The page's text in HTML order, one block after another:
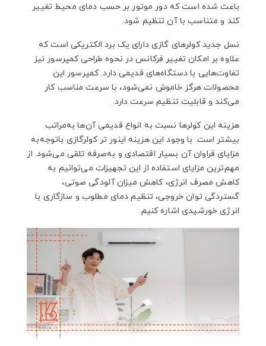
باعث شده است که دور موتور بر حسب دمای محیط تغییر
کند و متناسب با آن تنظیم شود.
نسل جدید کولرهای گازی دارای یک برد الکتریکی است که
علاوه بر امکان تغییر فرکانس در نحوه طراحی کمپرسور نیز
تفاوت‌هایی با دستگاه‌های قدیمی دارد. کمپرسور این
محصولات هرگز خاموش نمی‌شود، با سرعت مناسب کار
می‌کند و قابلیت تنظیم سرعت دارد.
هزینه این کولرها نسبت به انواع قدیمی آن‌ها به‌مراتب
بیشتر است. با وجود این هزینه اینور تر کولرگازی باتوجه‌به
مزایای فراوان آن بسیار اقتصادی و به‌صرفه تلقی می‌شود. از
مهم‌ترین مزایای استفاده از این تجهیزات می‌توانیم به
کاهش مصرف انرژی، کاهش میزان آلودگی صوتی،
گستردگی توان خروجی، تنظیم دمای مطلوب و سازگاری با
انرژی خورشیدی اشاره کنیم.